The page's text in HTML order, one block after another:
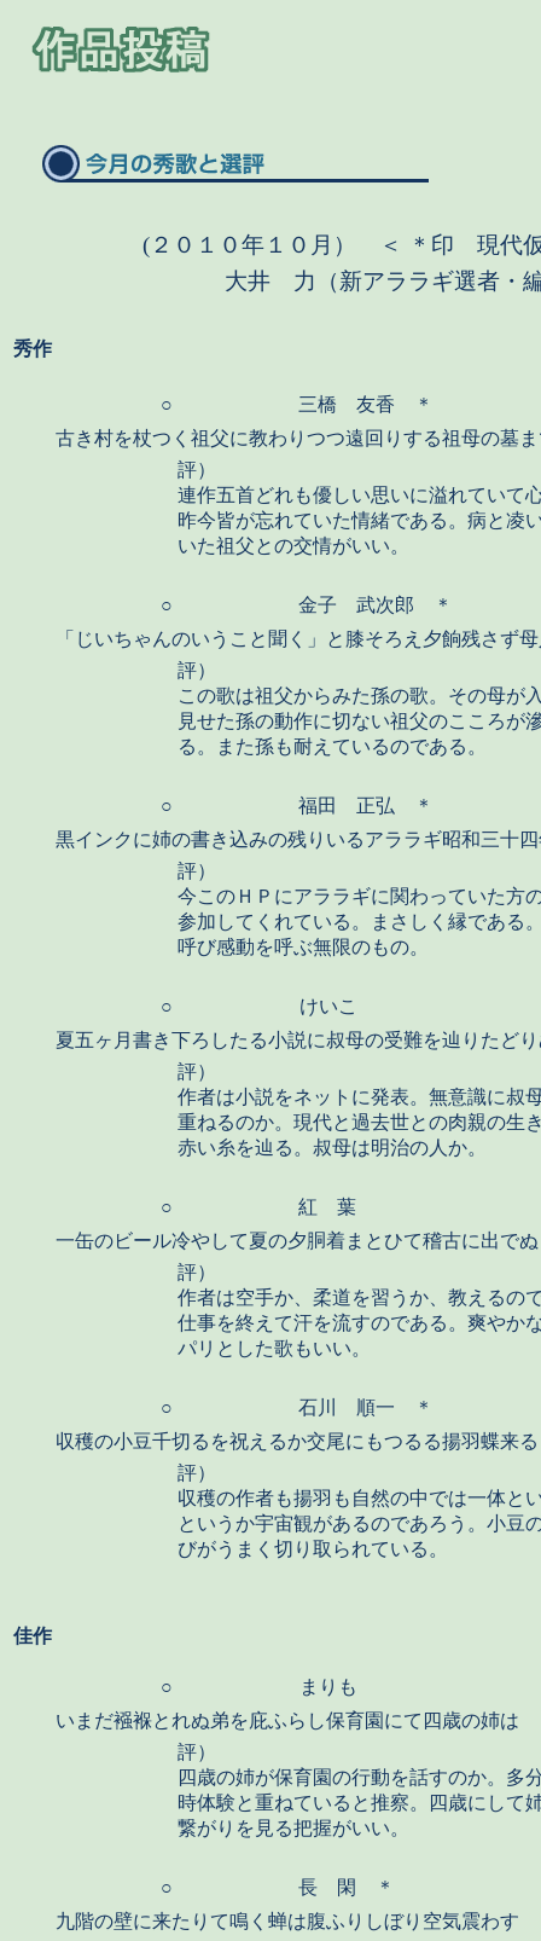
(２０１０年１０月） ＜ ＊印 現代
大井 力（新アララギ選者・
秀作
○
三橋 友香 ＊
古き村を杖つく祖父に教わりつつ遠回りする祖母の墓
評）
連作五首どれも優しい思いに溢れていて
昨今皆が忘れていた情緒である。病と凌
いた祖父との交情がいい。
○
金子 武次郎 ＊
「じいちゃんのいうこと聞く」と膝そろえ夕餉残さず
評）
この歌は祖父からみた孫の歌。その母が
見せた孫の動作に切ない祖父のこころが
る。また孫も耐えているのである。
○
福田 正弘 ＊
黒インクに姉の書き込みの残りいるアララギ昭和三十
評）
今このＨＰにアララギに関わっていた方
参加してくれている。まさしく縁である
呼び感動を呼ぶ無限のもの。
○
けいこ
夏五ヶ月書き下ろしたる小説に叔母の受難を辿りたど
評）
作者は小説をネットに発表。無意識に叔
重ねるのか。現代と過去世との肉親の生
赤い糸を辿る。叔母は明治の人か。
○
紅 葉
一缶のビール冷やして夏の夕胴着まとひて稽古に出でぬ
評）
作者は空手か、柔道を習うか、教えるの
仕事を終えて汗を流すのである。爽やか
パリとした歌もいい。
○
石川 順一 ＊
収穫の小豆千切るを祝えるか交尾にもつるる揚羽蝶来る
評）
収穫の作者も揚羽も自然の中では一体と
というか宇宙観があるのであろう。小豆
びがうまく切り取られている。
佳作
○
まりも
いまだ襁褓とれぬ弟を庇ふらし保育園にて四歳の姉は
評）
四歳の姉が保育園の行動を話すのか。多
時体験と重ねていると推察。四歳にして
繋がりを見る把握がいい。
○
長 閑 ＊
九階の壁に来たりて鳴く蝉は腹ふりしぼり空気震わす